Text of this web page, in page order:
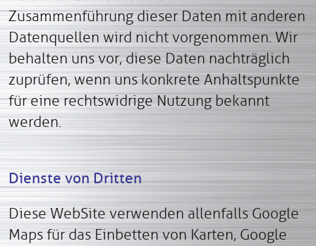
Zusammenführung dieser Daten mit anderen
Datenquellen wird nicht vorgenommen. Wir
behalten uns vor, diese Daten nachträglich
zuprüfen, wenn uns konkrete Anhaltspunkte
für eine rechtswidrige Nutzung bekannt
werden.
Dienste von Dritten
Diese WebSite verwenden allenfalls Google
Maps für das Einbetten von Karten, Google